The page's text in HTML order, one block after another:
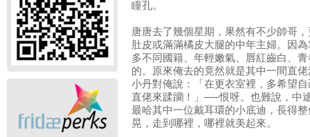
瞳孔。
唐唐去了幾個星期，果然有不少帥哥
肚皮或滿滿橘皮大腿的中年主婦。因
多不同國籍、年輕嫩氣、唇紅齒白、
的。原來俺去的竟然就是其中一間直
小丹對俺說：「在更衣室裡，多希望
直佬來蹂躪！」──恨呀。也難說，中
最哈其中一位戴耳環的小底迪，長得
晃，走到哪裡，哪裡就美起來。